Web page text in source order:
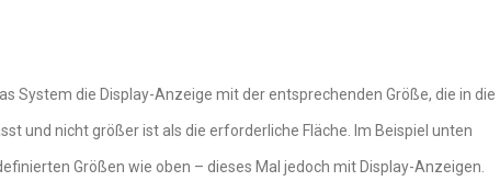
System die Display-Anzeige mit der entsprechenden Größe, die in die
und nicht größer ist als die erforderliche Fläche. Im Beispiel unten
Größen wie oben – dieses Mal jedoch mit Display-Anzeigen.